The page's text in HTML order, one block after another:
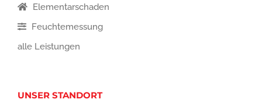
Elementarschaden
Feuchtemessung
alle Leistungen
UNSER STANDORT